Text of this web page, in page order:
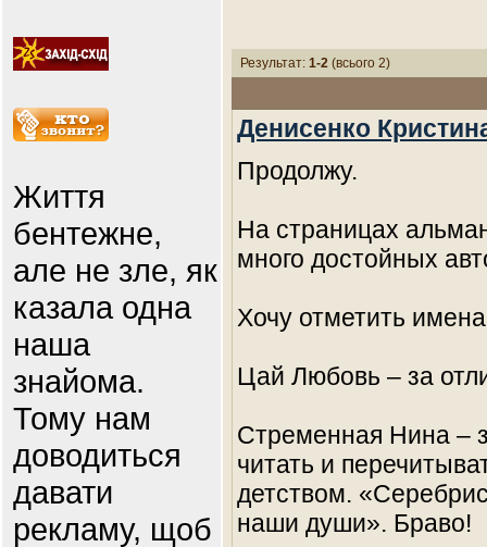
Життя
бентежне,
але не зле, як
казала одна
наша
знайома.
Тому нам
доводиться
давати
рекламу, щоб
Результат: 1-2 (всього 2)
Денисенко
Продолжу.
На страницах
много достойных
Хочу отметить
Цай Любовь – за
Стременная Нина –
читать и
детством.
наши души». Браво!